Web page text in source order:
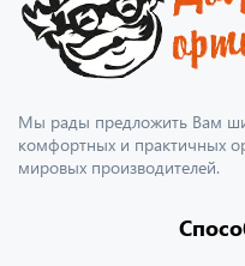
Мы рады предложить Вам
комфортных и практичных
мировых производителей.